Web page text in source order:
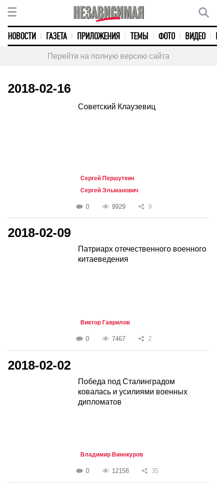
НОВОСТИ ГАЗЕТА ПРИЛОЖЕНИЯ ТЕМЫ ФОТО ВИДЕО
Перейти на полную версию сайта
2018-02-16
Советский Клаузевиц
Сергей Першуткин
Сергей Эльманович
0 9929 9
2018-02-09
Патриарх отечественного военного
китаеведения
Виктор Гаврилов
0 7467 2
2018-02-02
Победа под Сталинградом
ковалась и усилиями военных
дипломатов
Владимир Винокуров
0 12158 35